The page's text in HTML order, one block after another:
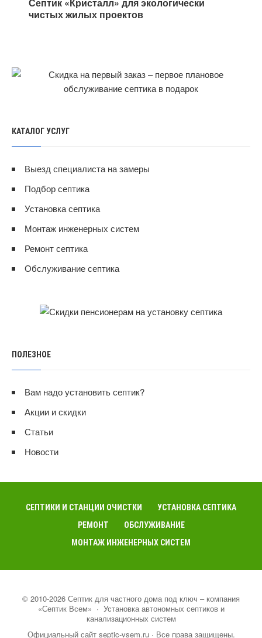
чистых жилых проектов
КАТАЛОГ УСЛУГ
Выезд специалиста на замеры
Подбор септика
Установка септика
Монтаж инженерных систем
Ремонт септика
Обслуживание септика
ПОЛЕЗНОЕ
Вам надо установить септик?
Акции и скидки
Статьи
Новости
СЕПТИКИ И СТАНЦИИ ОЧИСТКИ
УСТАНОВКА СЕПТИКА
РЕМОНТ
ОБСЛУЖИВАНИЕ
МОНТАЖ ИНЖЕНЕРНЫХ СИСТЕМ
© 2010-2026 Септик для частного дома под ключ – компания
«Септик Всем» · Установка автономных септиков и
канализационных систем
Официальный сайт septic-vsem.ru · Все права защищены.